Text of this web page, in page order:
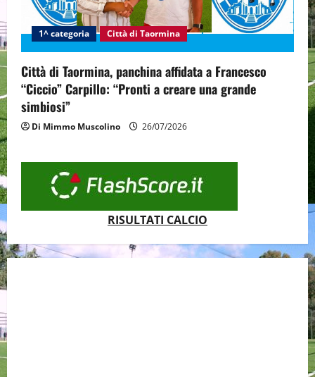
1^ categoria Città di Taormina
Città di Taormina, panchina affidata a Francesco
“Ciccio” Carpillo: “Pronti a creare una grande
simbiosi”
Di Mimmo Muscolino 26/07/2026
RISULTATI CALCIO